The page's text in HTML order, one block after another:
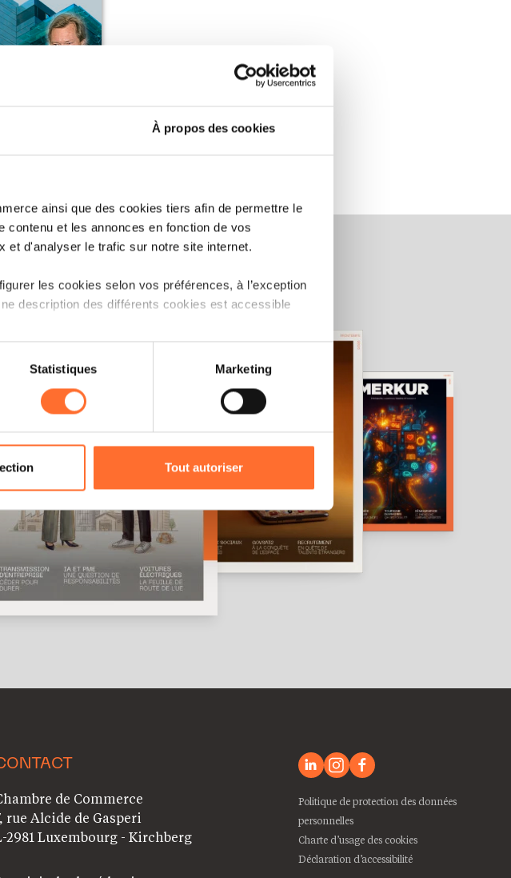
À propos des cookies
ainsi que des cookies tiers afin de permettre le
contenu et les annonces en fonction de vos
et d'analyser le trafic sur notre site internet.
les cookies selon vos préférences, à l’exception
description des différents cookies est accessible
(ex : lecture de vidéos, partage sur les réseaux
et notrePolitique de protection des données
Statistiques Marketing
Tout autoriser
de Commerce
rue Alcide de Gasperi
2981 Luxembourg - Kirchberg
Politique de protection des données
personnelles
Charte d’usage des cookies
Déclaration d’accessibilité